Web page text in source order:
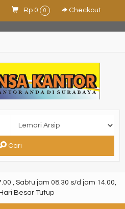
Rp 0 0 Checkout
Cari
, Sabtu jam 08.30 s/d jam 14.00,
Besar Tutup